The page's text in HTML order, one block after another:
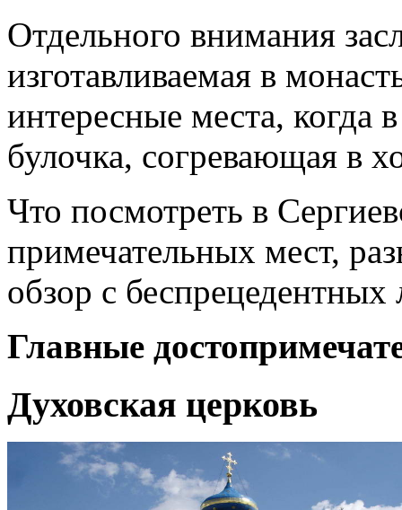
Отдельного внимания
изготавливаемая в
интересные места, когда
булочка, согревающая в
Что посмотреть в
примечательных мест,
обзор с беспрецедентных
Главные
Духовская церковь